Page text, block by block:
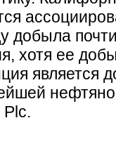
добыла
хотя ее
является